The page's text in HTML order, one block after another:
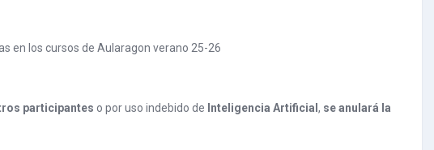
en los cursos de Aularagon verano 25-26
participantes o por uso indebido de Inteligencia Artificial , se anulará la